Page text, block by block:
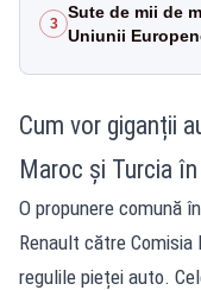
3
Sute de mii de
Uniunii
Cum vor giganții
Maroc și Turcia în
O propunere comună
Renault către Comisia
regulile pieței auto.